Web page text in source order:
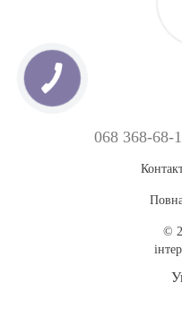
068 368-68-
©